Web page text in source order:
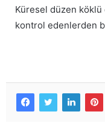
Küresel düzen köklü
kontrol edenlerden